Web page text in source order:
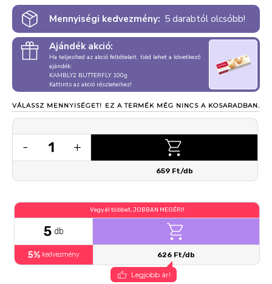
Mennyiségi kedvezmény: 5 darabtól olcsóbb!
Ajándék akció:
Ha teljesíted az akció feltételeit, tiéd lehet a következő
ajándék:
KAMBLY2 BUTTERFLY 100g
Kattints az akció részleteihez!
VÁLASSZ MENNYISÉGET! EZ A TERMÉK MÉG NINCS A KOSARADBAN.
- 1 +
659 Ft/db
Vegyél többet, JOBBAN MEGÉRI!
5db
5% kedvezmény 626 Ft/db
Legjobb ár!